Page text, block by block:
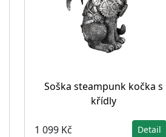
Soška steampunk kočka s
křídly
1 099 Kč Detail